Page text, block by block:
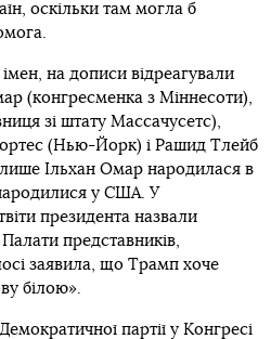
оскільки там могла б
на дописи відреагували
(конгресменка з Міннесоти),
зі штату Массачусетс),
(Нью-Йорк) і Рашид Тлейб
Ільхан Омар народилася в
у США. У
президента назвали
представників,
заявила, що Трамп хоче
білою».
партії у Конгресі